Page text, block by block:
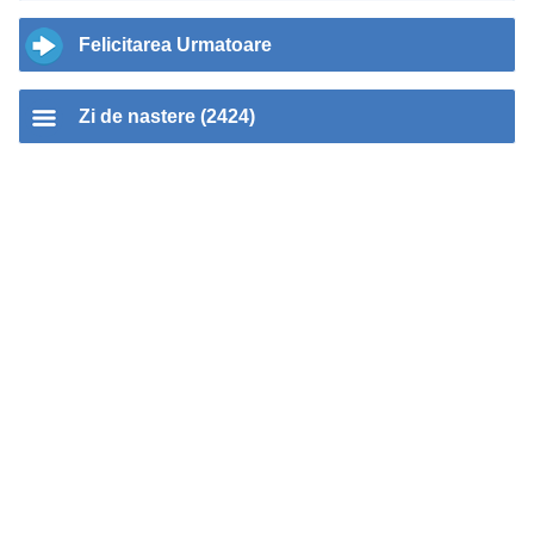
Felicitarea Urmatoare
Zi de nastere (2424)